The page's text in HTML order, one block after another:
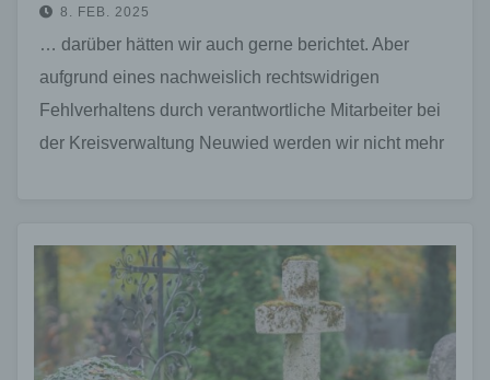
8. FEB. 2025
… darüber hätten wir auch gerne berichtet. Aber
aufgrund eines nachweislich rechtswidrigen
Fehlverhaltens durch verantwortliche Mitarbeiter bei
der Kreisverwaltung Neuwied werden wir nicht mehr